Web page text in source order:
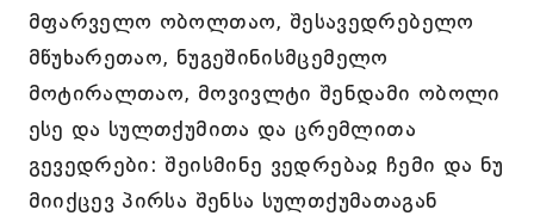
მფარველო ობოლთაო, შესავედრებელო
მწუხარეთაო, ნუგეშინისმცემელო
მოტირალთაო, მოვივლტი შენდამი ობოლი
ესე და სულთქუმითა და ცრემლითა
გევედრები: შეისმინე ვედრებაჲ ჩემი და ნუ
მიიქცევ პირსა შენსა სულთქუმათაგან